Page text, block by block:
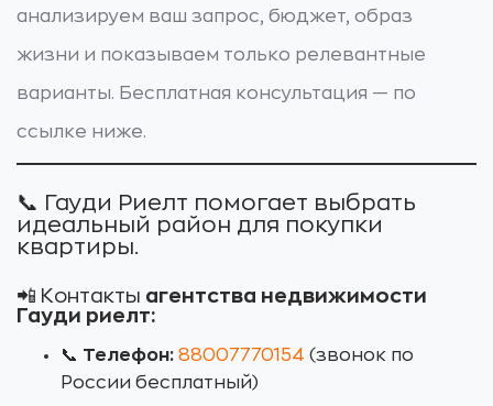
анализируем ваш запрос, бюджет, образ
жизни и показываем только релевантные
варианты. Бесплатная консультация — по
ссылке ниже.
📞 Гауди Риелт помогает выбрать
идеальный район для покупки
квартиры.
📲 Контакты агентства недвижимости
Гауди риелт:
📞 Телефон: 88007770154 (звонок по
России бесплатный)